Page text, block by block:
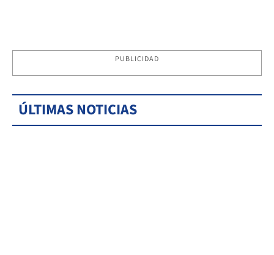
PUBLICIDAD
ÚLTIMAS NOTICIAS